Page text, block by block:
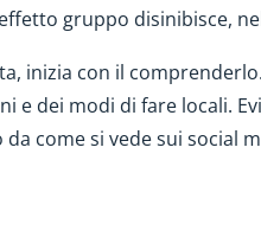
gruppo disinibisce,
inizia con il
e dei modi di fare locali.
come si vede sui social